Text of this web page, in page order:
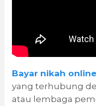
Bayar nikah online
yang terhubung
atau lembaga